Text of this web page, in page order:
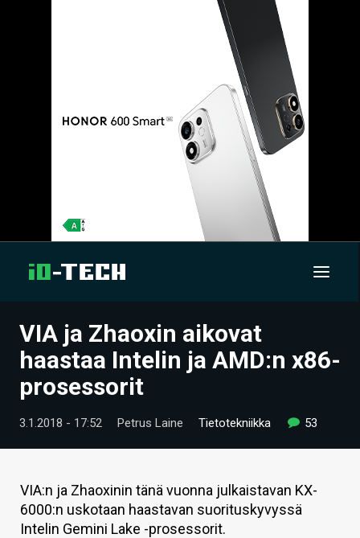
UUTISET
ARTIKKELIT
VIDEOT
TECHBBS
TIETOA
HINTA.FI
VIA ja Zhaoxin aikovat
haastaa Intelin ja AMD:n x86-
prosessorit
3.1.2018 - 17:52 Petrus Laine Tietotekniikka 53
VIA:n ja Zhaoxinin tänä vuonna julkaistavan KX-
6000:n uskotaan haastavan suorituskyvyssä
Intelin Gemini Lake -prosessorit.